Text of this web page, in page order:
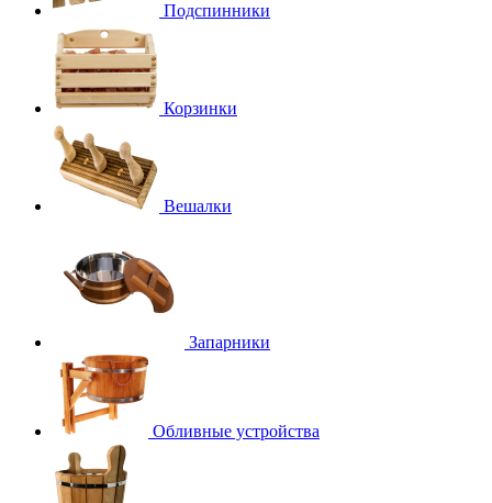
Подспинники
Корзинки
Вешалки
Запарники
Обливные устройства